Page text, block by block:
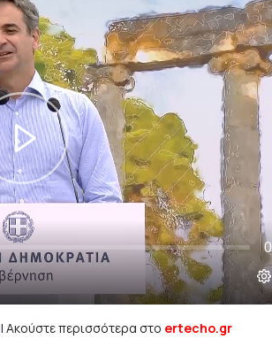
| Ακούστε περισσότερα στο ertecho.gr